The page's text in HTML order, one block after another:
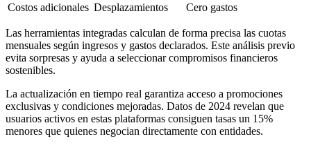
Costos adicionales Desplazamientos Cero gastos
Las herramientas integradas calculan de forma precisa las cuotas
mensuales según ingresos y gastos declarados. Este análisis previo
evita sorpresas y ayuda a seleccionar compromisos financieros
sostenibles.
La actualización en tiempo real garantiza acceso a promociones
exclusivas y condiciones mejoradas. Datos de 2024 revelan que
usuarios activos en estas plataformas consiguen tasas un 15%
menores que quienes negocian directamente con entidades.